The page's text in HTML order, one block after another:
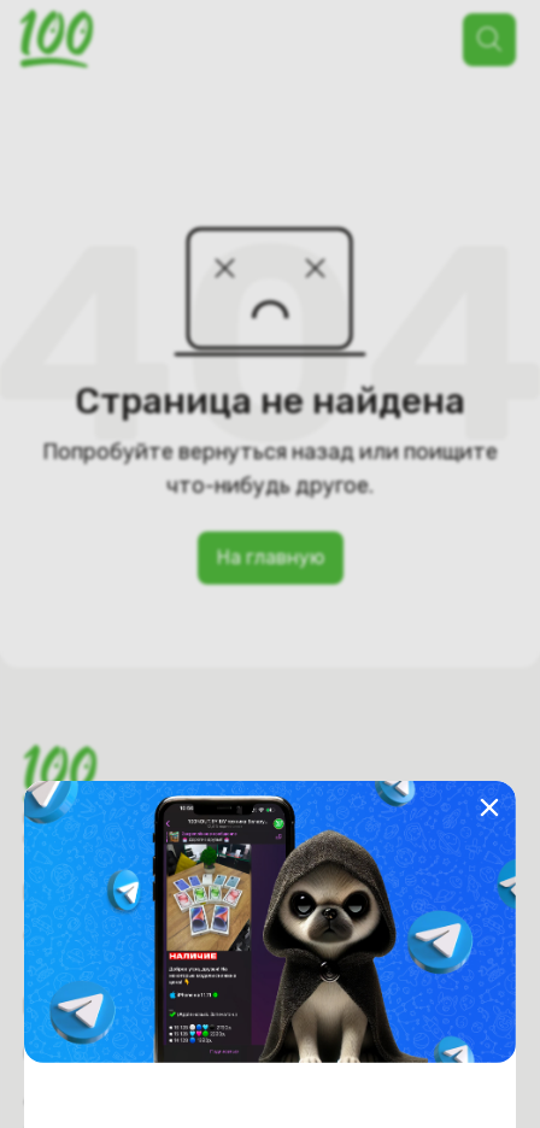
Поиск
товаров
Страница не найдена
Попробуйте вернуться назад или поищите
что-нибудь другое.
На главную
Время работы с 9:00 до 21:00
г. Минск, пр-т. Независимости, д.94
Рейтинг магазина:
4.6 из 5
Покупателям
Оплата